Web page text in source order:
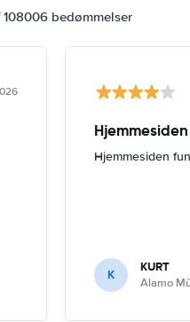
bedømmelser
Hjemmesiden
K KURT
Alamo